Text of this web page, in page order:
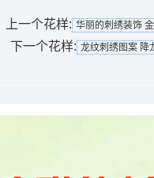
上一个花样: 华丽的刺绣装饰
下一个花样: 龙纹刺绣图案 降